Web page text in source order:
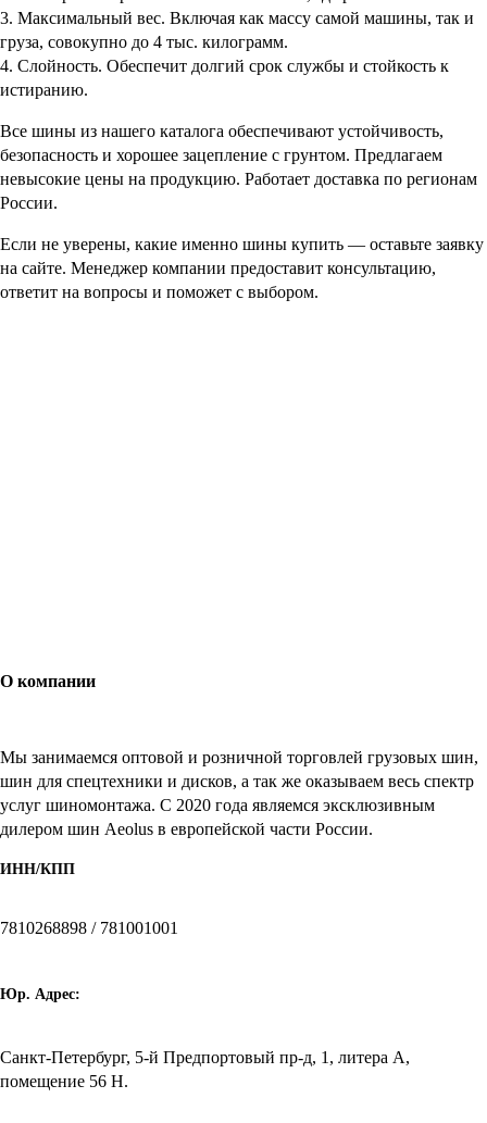
3. Максимальный вес. Включая как массу самой машины, так и
груза, совокупно до 4 тыс. килограмм.
4. Слойность. Обеспечит долгий срок службы и стойкость к
истиранию.
Все шины из нашего каталога обеспечивают устойчивость,
безопасность и хорошее зацепление с грунтом. Предлагаем
невысокие цены на продукцию. Работает доставка по регионам
России.
Если не уверены, какие именно шины купить — оставьте заявку
на сайте. Менеджер компании предоставит консультацию,
ответит на вопросы и поможет с выбором.
О компании
Мы занимаемся оптовой и розничной торговлей грузовых шин,
шин для спецтехники и дисков, а так же оказываем весь спектр
услуг шиномонтажа. C 2020 года являемся эксклюзивным
дилером шин Aeolus в европейской части России.
ИНН/КПП
7810268898 / 781001001
Юр. Адрес:
Санкт-Петербург, 5-й Предпортовый пр-д, 1, литера А,
помещение 56 Н.